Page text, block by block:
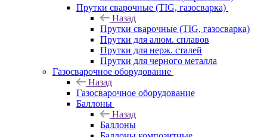
Прутки сварочные (TIG, газосварка)
Назад
Прутки сварочные (TIG, газосварка)
Прутки для алюм. сплавов
Прутки для нерж. сталей
Прутки для черного металла
Газосварочное оборудование
Назад
Газосварочное оборудование
Баллоны
Назад
Баллоны